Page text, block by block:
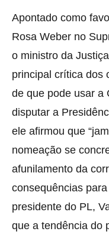
Apontado como
Rosa Weber no
o ministro da
principal crítica dos
de que pode usar a
disputar a
ele afirmou que
nomeação se
afunilamento da
consequências
presidente do PL,
que a tendência do